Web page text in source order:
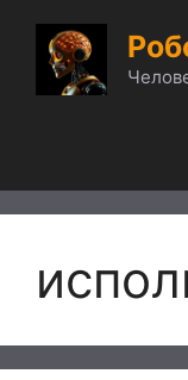
содержимому